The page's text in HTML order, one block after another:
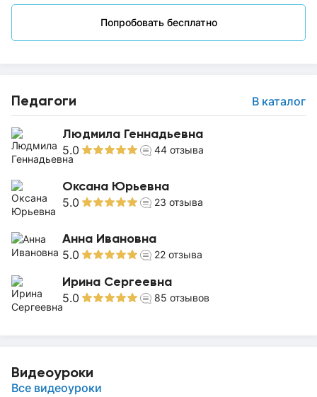
Попробовать бесплатно
Педагоги В каталог
Людмила Геннадьевна
5.0 44 отзыва
Оксана Юрьевна
5.0 23 отзыва
Анна Ивановна
5.0 22 отзыва
Ирина Сергеевна
5.0 85 отзывов
Видеоуроки
Все видеоуроки